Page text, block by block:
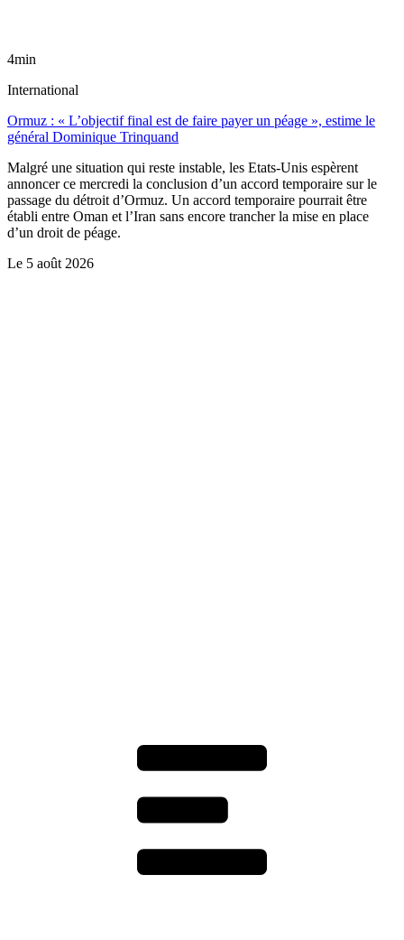
4min
International
Ormuz : « L’objectif final est de faire payer un péage », estime le
général Dominique Trinquand
Malgré une situation qui reste instable, les Etats-Unis espèrent
annoncer ce mercredi la conclusion d’un accord temporaire sur le
passage du détroit d’Ormuz. Un accord temporaire pourrait être
établi entre Oman et l’Iran sans encore trancher la mise en place
d’un droit de péage.
Le 5 août 2026